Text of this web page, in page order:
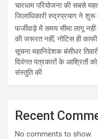
चारधाम परियोजना की सबसे
जिलाधिकारी रुद्रप्रयाग ने शुरू
फर्जीवाड़े में समय सीमा लागू नहीं
की जरूरत नहीं, नोटिस ही काफी
सूचना महानिदेशक बंसीधर
दिवंगत पत्रकारों के आश्रितों
संस्तुति की
Recent
No comments to show.